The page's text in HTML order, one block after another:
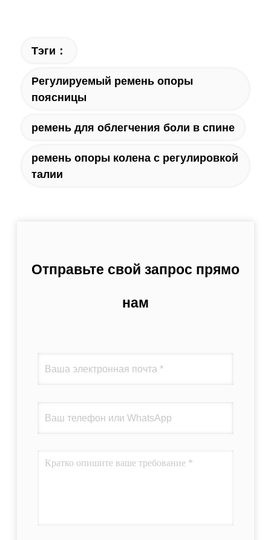
Тэги：
Регулируемый ремень опоры
поясницы
ремень для облегчения боли в спине
ремень опоры колена с регулировкой
талии
Отправьте свой запрос прямо
нам